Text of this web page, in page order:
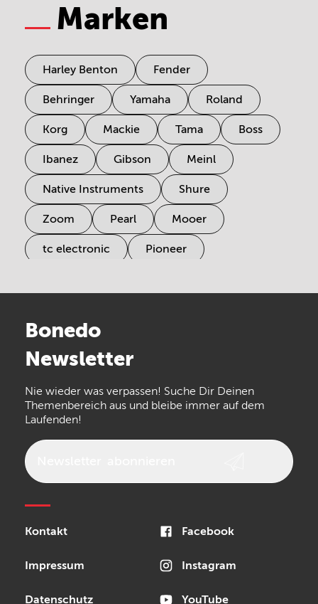
Marken
Harley Benton Fender
Behringer Yamaha Roland
Korg Mackie Tama Boss
Ibanez Gibson Meinl
Native Instruments Shure
Zoom Pearl Mooer
tc electronic Pioneer
Arturia
the t.bone
Walrus Audio Epiphone
Bonedo
Newsletter
Nie wieder was verpassen! Suche Dir Deinen
Themenbereich aus und bleibe immer auf dem
Laufenden!
Kontakt
Impressum
Datenschutz
Facebook
Instagram
YouTube